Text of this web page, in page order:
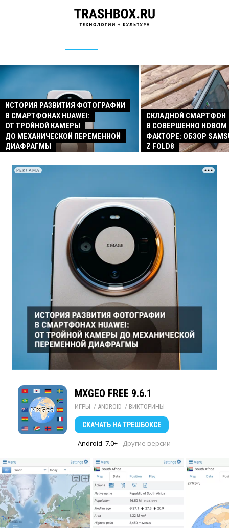
ИСТОРИЯ РАЗВИТИЯ ФОТОГРАФИИ
В СМАРТФОНАХ HUAWEI:
ОТ ТРОЙНОЙ КАМЕРЫ
ДО МЕХАНИЧЕСКОЙ ПЕРЕМЕННОЙ
ДИАФРАГМЫ
СКЛАДНОЙ СМАРТФОН
В СОВЕРШЕННО
ФАКТОРЕ: ОБЗОР
Z FOLD8
РЕКЛАМА
MXGEO FREE 9.6.1
ИГРЫ / ANDROID / ВИКТОРИНЫ
СКАЧАТЬ НА ТРЕШБОКСЕ
Android 7.0+ Другие версии